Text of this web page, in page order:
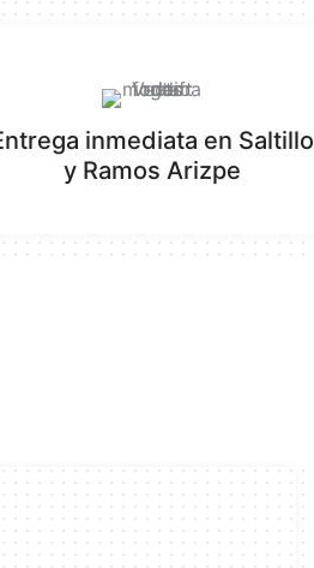
inmediata en Saltillo
y Ramos Arizpe